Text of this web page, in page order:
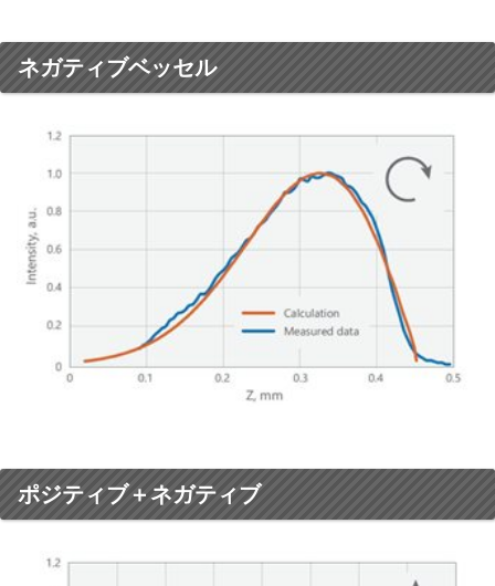
ネガティブベッセル
ポジティブ＋ネガティブ